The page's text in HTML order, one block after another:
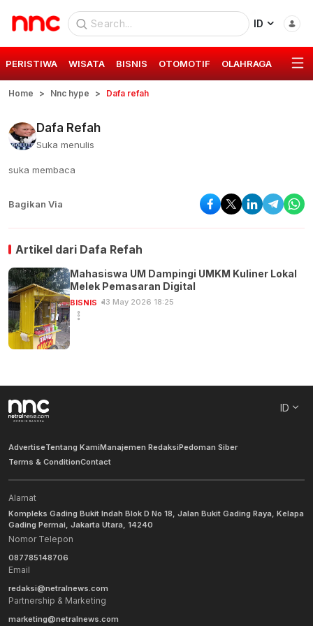
ID
PERISTIWA WISATA BISNIS OTOMOTIF OLAHRAGA GAYA
Home Nnc hype Dafa refah
Dafa Refah
Suka menulis
suka membaca
Bagikan Via
Artikel dari Dafa Refah
Mahasiswa UM Dampingi UMKM Kuliner Lokal
Melek Pemasaran Digital
BISNIS 13 May 2026 18:25
ID
AdvertiseTentang KamiManajemen RedaksiPedoman Siber
Terms & ConditionContact
Alamat
Kompleks Gading Bukit Indah Blok D No 18, Jalan Bukit Gading Raya, Kelapa
Gading Permai, Jakarta Utara, 14240
Nomor Telepon
087785148706
Email
redaksi@netralnews.com
Partnership & Marketing
marketing@netralnews.com